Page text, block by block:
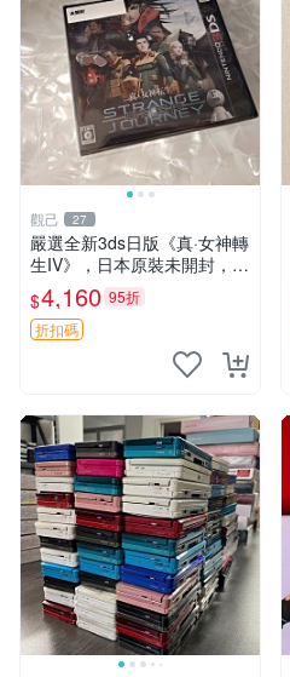
觀己 27
嚴選全新3ds日版《真·女神轉
生IV》，日本原裝未開封，附
原廠袋，收藏佳品 記憶卡 測
試良好 日本直送 3ds 真女神
訂閱版
$4,160 95折
折扣碼